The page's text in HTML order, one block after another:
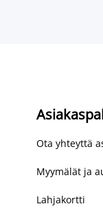
Ota yhteyttä
Myymälät ja
Lahjakortti